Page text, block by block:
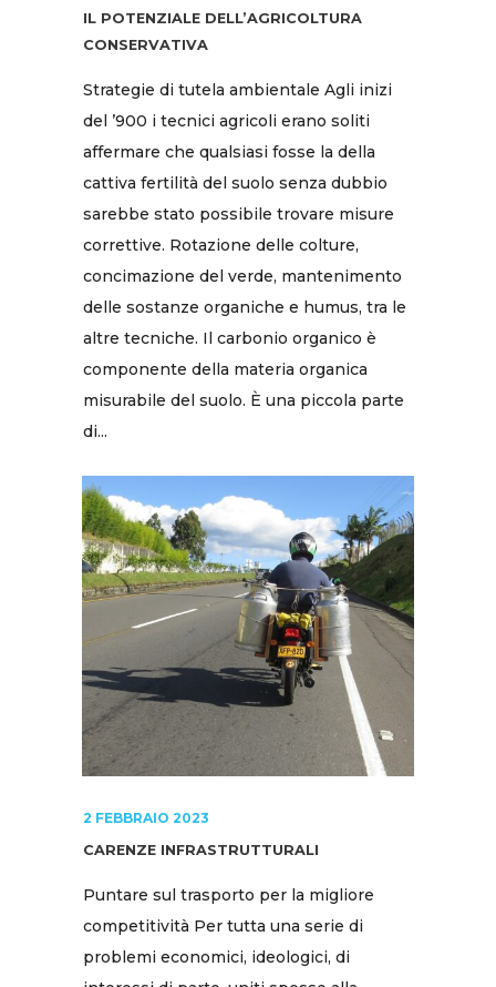
IL POTENZIALE DELL’AGRICOLTURA
CONSERVATIVA
Strategie di tutela ambientale Agli inizi
del ’900 i tecnici agricoli erano soliti
affermare che qualsiasi fosse la della
cattiva fertilità del suolo senza dubbio
sarebbe stato possibile trovare misure
correttive. Rotazione delle colture,
concimazione del verde, mantenimento
delle sostanze organiche e humus, tra le
altre tecniche. Il carbonio organico è
componente della materia organica
misurabile del suolo. È una piccola parte
di...
2 FEBBRAIO 2023
CARENZE INFRASTRUTTURALI
Puntare sul trasporto per la migliore
competitività Per tutta una serie di
problemi economici, ideologici, di